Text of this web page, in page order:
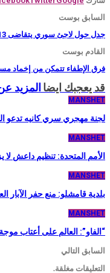
السابق بوست
جدل حول لاجئ سوري يتقاضى 13 ألف يورو شهرياً لرعاية قاصرين في ألمانيا
القادم بوست
‏فرق الإطفاء تتمكن من إخماد
قد يعجبك ايضا المزيد
MANSHET
لجنة مهجري سري كانيه تدعو
MANSHET
الأمم المتحدة: تنظيم داعش لا
MANSHET
بلدية قامشلو: منع حفر الآبار
MANSHET
“الفاو”: العالم على أعتاب
السابق التالي
التعليقات مغلقة.